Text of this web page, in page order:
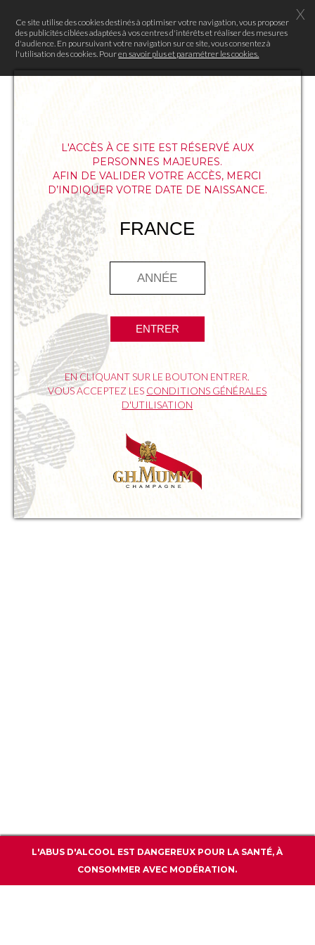
Quel est le nom du fameux poisson japonais
connu pour être mortel s’il n’est pas préparé
Fugu
Loup de mer
SUIVANTE
L'ABUS D'ALCOOL EST DANGEREUX POUR LA SANTÉ, À
CONSOMMER AVEC MODÉRATION.
Ce site utilise des cookies destinés à optimiser votre navigation, vous proposer
des publicités ciblées adaptées à vos centres d'intérêts et réaliser des mesures
d'audience. En poursuivant votre navigation sur ce site, vous consentez à
l'utilisation des cookies. Pouren savoir plus et paramétrer les cookies.
X
L'ACCÈS À CE SITE EST RÉSERVÉ AUX
PERSONNES MAJEURES.
AFIN DE VALIDER VOTRE ACCÈS, MERCI
D’INDIQUER VOTRE DATE DE NAISSANCE.
FRANCE
ENTRER
EN CLIQUANT SUR LE BOUTON ENTRER.
VOUS ACCEPTEZ LES CONDITIONS GÉNÉRALES
D'UTILISATION